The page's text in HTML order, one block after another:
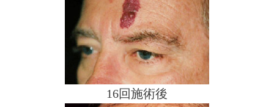
16回施術後